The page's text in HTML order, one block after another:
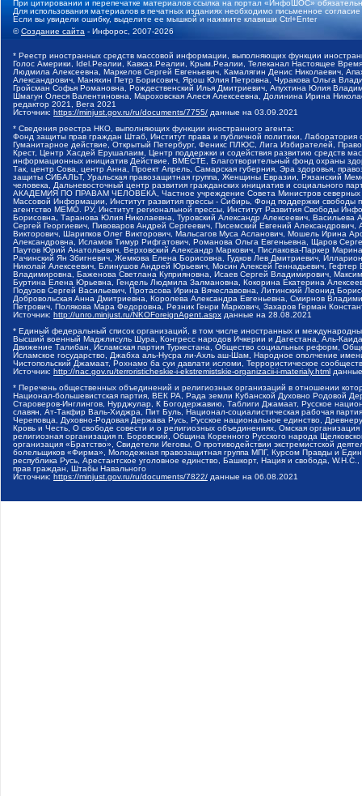
При цитировании и перепечатке материалов ссылка на портал «ИнфоШОС»
Для использования материалов в печатных изданиях необходимо письменное
Если вы увидели ошибку, выделите ее мышкой и нажмите клавиши Ctrl+Enter
©Создание сайта - Инфорос, 2007-2026
* Реестр иностранных средств массовой информации, выполняющих функции
Голос Америки, Idel.Реалии, Кавказ.Реалии, Крым.Реалии, Телеканал Настоящее
Людмила Алексеевна, Маркелов Сергей Евгеньевич, Камалягин Денис Николаевич,
Александрович, Маняхин Петр Борисович, Ярош Юлия Петровна, Чуракова Ольга
Гройсман Софья Романовна, Рождественский Илья Дмитриевич, Апухтина Юлия
Шмагун Олеся Валентиновна, Мароховская Алеся Алексеевна, Долинина Ирина
редактор 2021, Вега 2021
Источник: https://minjust.gov.ru/ru/documents/7755/ данные на 03.09.2021
* Сведения реестра НКО, выполняющих функции иностранного агента:
Фонд защиты прав граждан Штаб, Институт права и публичной политики,
Гуманитарное действие, Открытый Петербург, Феникс ПЛЮС, Лига Избирателей,
Крест, Центр Хасдей Ерушалаим, Центр поддержки и содействия развитию средств
информационных инициатив Действие, ВМЕСТЕ, Благотворительный фонд охраны
Так, центр Сова, центр Анна, Проект Апрель, Самарская губерния, Эра здоровья,
защиты СИБАЛЬТ, Уральская правозащитная группа, Женщины Евразии, Рязанский
человека, Дальневосточный центр развития гражданских инициатив и социального
АКАДЕМИЯ ПО ПРАВАМ ЧЕЛОВЕКА, Частное учреждение Совета Министров северных
Массовой Информации, Институт развития прессы - Сибирь, Фонд поддержки
агентство МЕМО. РУ, Институт региональной прессы, Институт Развития Свободы
Борисовна, Таранова Юлия Николаевна, Туровский Александр Алексеевич,
Сергей Георгиевич, Пивоваров Андрей Сергеевич, Писемский Евгений
Викторович, Шарипков Олег Викторович, Мальсагов Муса Асланович, Мошель Ирина
Александровна, Исламов Тимур Рифгатович, Романова Ольга Евгеньевна, Щаров
Паутов Юрий Анатольевич, Верховский Александр Маркович, Пислакова-Паркер
Рачинский Ян Збигневич, Жемкова Елена Борисовна, Гудков Лев Дмитриевич,
Николай Алексеевич, Блинушов Андрей Юрьевич, Мосин Алексей Геннадьевич,
Владимировна, Баженова Светлана Куприяновна, Исаев Сергей Владимирович,
Буртина Елена Юрьевна, Гендель Людмила Залмановна, Кокорина Екатерина
Подузов Сергей Васильевич, Протасова Ирина Вячеславовна, Литинский Леонид
Добровольская Анна Дмитриевна, Королева Александра Евгеньевна, Смирнов
Петрович, Полякова Мара Федоровна, Резник Генри Маркович, Захаров Герман
Источник: http://unro.minjust.ru/NKOForeignAgent.aspx данные на 28.08.2021
* Единый федеральный список организаций, в том числе иностранных и
Высший военный Маджлисуль Шура, Конгресс народов Ичкерии и Дагестана, Аль-
Движение Талибан, Исламская партия Туркестана, Общество социальных реформ,
Исламское государство, Джабха аль-Нусра ли-Ахль аш-Шам, Народное ополчение
Чистопольский Джамаат, Рохнамо ба суи давлати исломи, Террористическое
Источник: http://nac.gov.ru/terroristicheskie-i-ekstremistskie-organizacii-i-materialy.html
* Перечень общественных объединений и религиозных организаций в отношении
Национал-большевистская партия, ВЕК РА, Рада земли Кубанской Духовно Родовой
Староверов-Инглингов, Нурджулар, К Богодержавию, Таблиги Джамаат, Русское
славян, Ат-Такфир Валь-Хиджра, Пит Буль, Национал-социалистическая рабочая
Череповца, Духовно-Родовая Держава Русь, Русское национальное единство,
Кровь и Честь, О свободе совести и о религиозных объединениях, Омская
религиозная организация п. Боровский, Община Коренного Русского народа
организация «Братство», Свидетели Иеговы, О противодействии экстремистской
болельщиков «Фирма», Молодежная правозащитная группа МПГ, Курсом Правды и
республика Русь, Арестантское уголовное единство, Башкорт, Нация и свобода,
прав граждан, Штабы Навального
Источник: https://minjust.gov.ru/ru/documents/7822/ данные на 06.08.2021